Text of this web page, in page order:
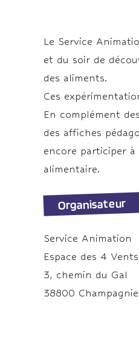
Le Service
et du soir de
des aliments.
Ces
En complément
des affiches
encore participer
alimentaire.
Organisateur
Service Animation
Espace des 4 Vents
3, chemin du Gal
38800